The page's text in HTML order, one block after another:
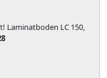
Laminatboden LC 150,